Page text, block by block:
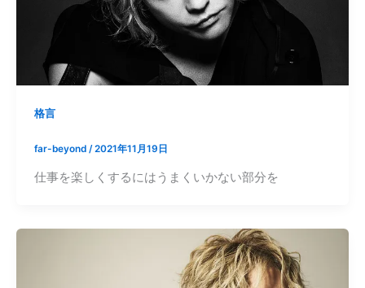
格言
far-beyond /2021年11月19日
仕事を楽しくするにはうまくいかない部分を